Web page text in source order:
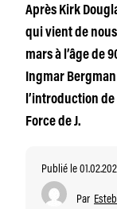
Après Kirk
qui vient de
mars à l’âge de
Ingmar
l’introduction de
Force de J.
Publié le
Par